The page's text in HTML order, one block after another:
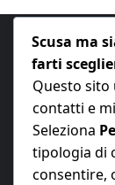
E-mail:
Scusa ma
farti
Questo
contatti e
Seleziona
tipologia di
consentire,